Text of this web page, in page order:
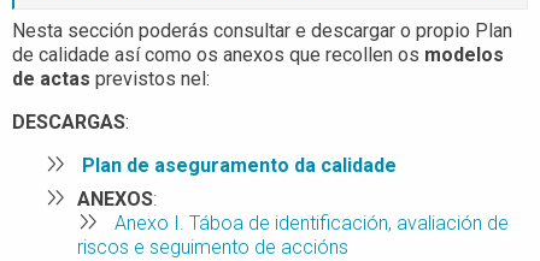
Nesta sección poderás consultar e descargar o propio Plan
de calidade así como os anexos que recollen os modelos
de actas previstos nel:
DESCARGAS:
Plan de aseguramento da calidade
ANEXOS:
Anexo I. Táboa de identificación, avaliación de
riscos e seguimento de accións